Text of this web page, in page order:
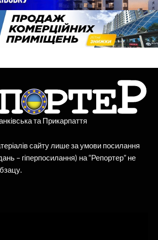
та Прикарпаття
сайту лише за умови посилання
– гіперпосилання) на “Репортер” не